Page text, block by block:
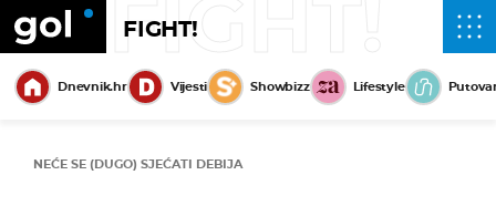
FIGHT!
FIGHT!
Dnevnik.hr Vijesti Showbizz Lifestyle
NEĆE SE (DUGO) SJEĆATI DEBIJA